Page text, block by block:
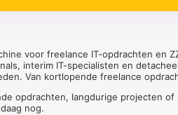
voor freelance IT-opdrachten en
interim IT-specialisten en
Van kortlopende freelance
opdrachten, langdurige projecten of
nog.